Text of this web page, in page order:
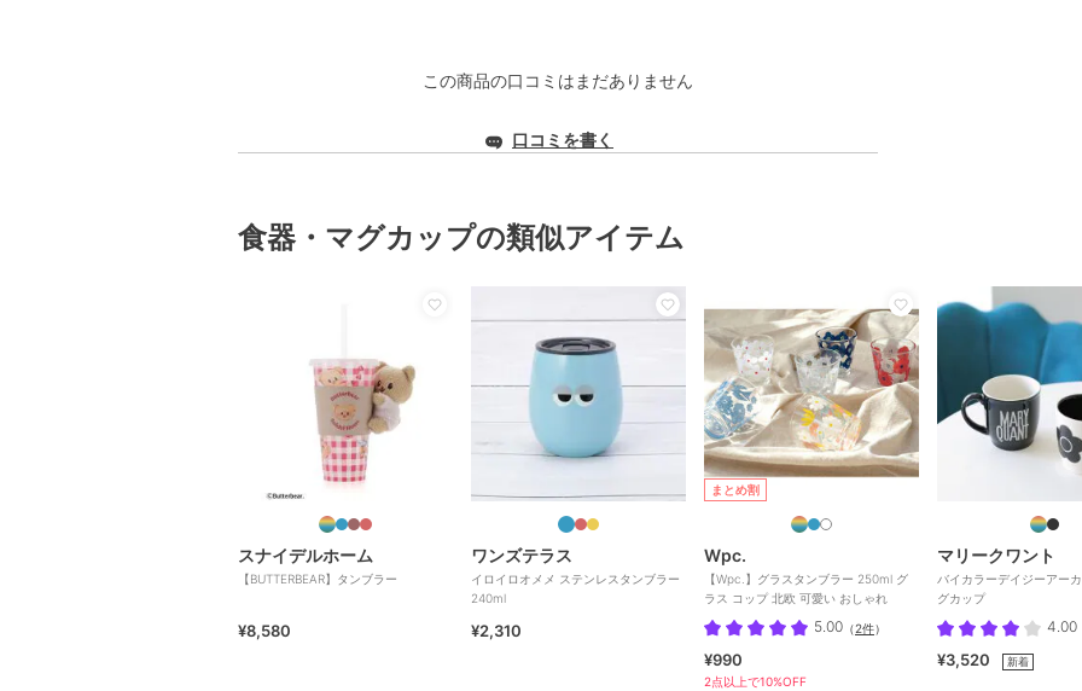
この商品の口コミはまだありません
口コミを書く
食器・マグカップの類似アイテム
スナイデルホーム
【BUTTERBEAR】タンブラー
¥8,580
ワンズテラス
イロイロオメメ ステンレスタンブラー
240ml
¥2,310
まとめ割
Wpc.
【Wpc.】グラスタンブラー 250ml グ
ラス コップ 北欧 可愛い おしゃれ
5.00 （2件）
¥990
2点以上で10%OFF
マリークワント
バイカラーデイジーアー
グカップ
4.00
¥3,520 新着